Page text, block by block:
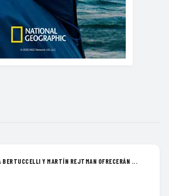
BERTUCCELLI Y MARTÍN REJTMAN OFRECERÁN ...